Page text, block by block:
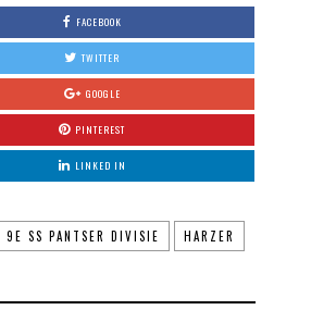
FACEBOOK
TWITTER
GOOGLE
PINTEREST
LINKED IN
9E SS PANTSER DIVISIE HARZER